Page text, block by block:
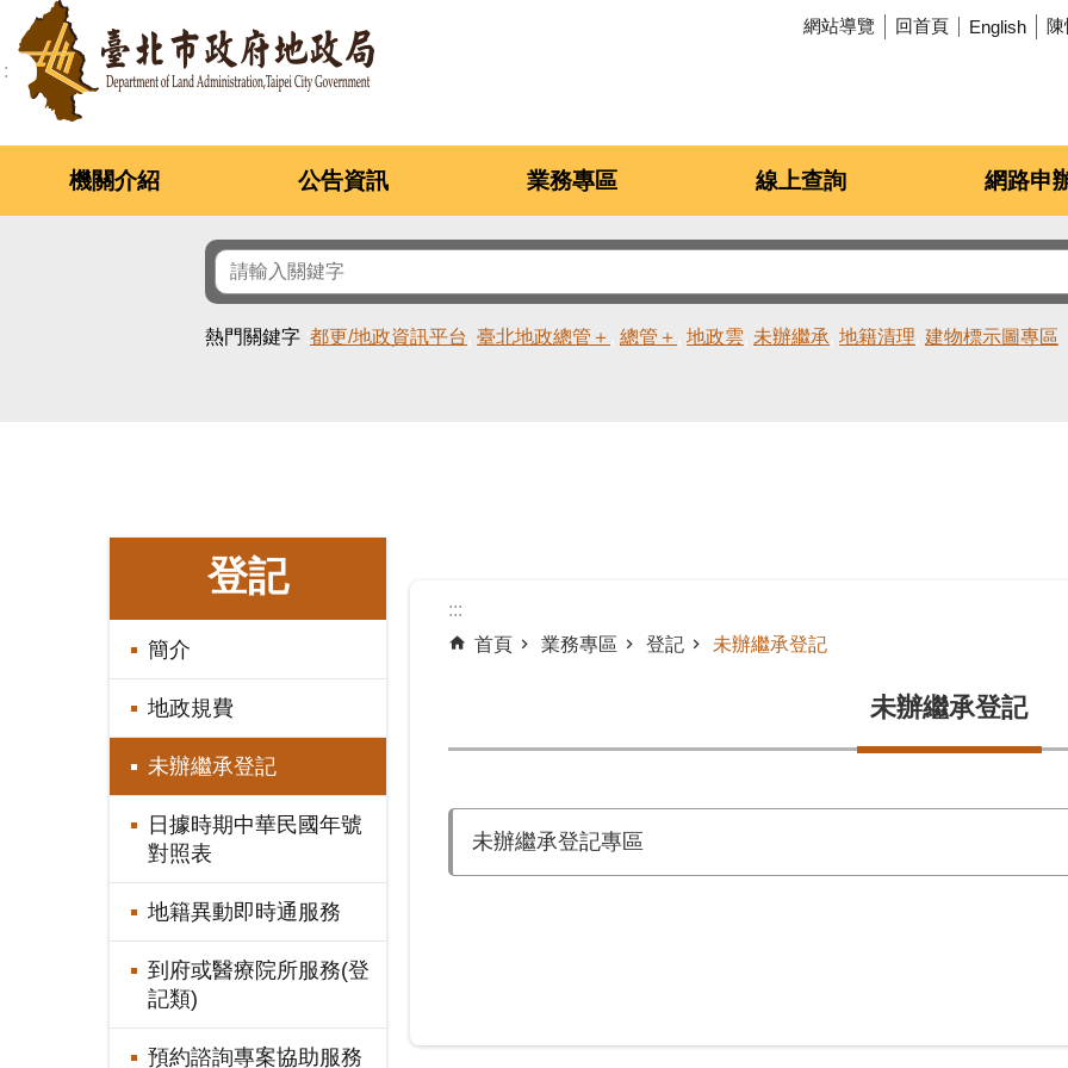
跳到主要內容區塊 網站導覽 回首頁 English
機關介紹 公告資訊 業務專區 線上查詢 網路申
熱門關鍵字 都更/地政資訊平台 臺北地政總管＋ 總管＋ 地政雲 未辦繼承 地籍清理 建物標示圖專區
登記
簡介
地政規費
未辦繼承登記
日據時期中華民國年號
對照表
地籍異動即時通服務
到府或醫療院所服務(登
記類)
預約諮詢專案協助服務
:::
首頁
業務專區 登記 未辦繼承登記
未辦繼承登記
未辦繼承登記專區